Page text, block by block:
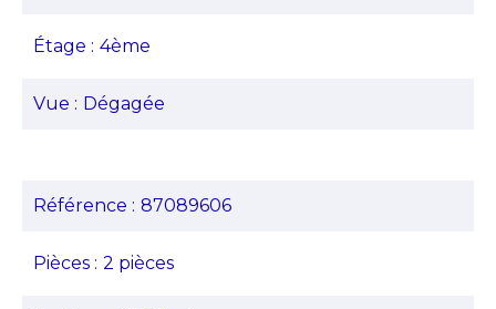
Étage 4ème
Vue Dégagée
Référence 87089606
Pièces 2 pièces